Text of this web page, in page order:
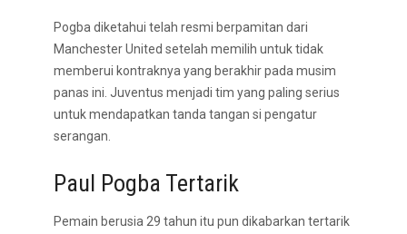
Pogba diketahui telah resmi berpamitan dari
Manchester United setelah memilih untuk tidak
memberui kontraknya yang berakhir pada musim
panas ini. Juventus menjadi tim yang paling serius
untuk mendapatkan tanda tangan si pengatur
serangan.
Paul Pogba Tertarik
Pemain berusia 29 tahun itu pun dikabarkan tertarik